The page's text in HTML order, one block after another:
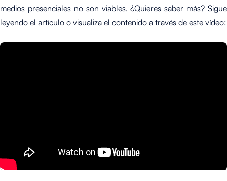
medios presenciales no son viables. ¿Quieres saber más? Sigue
leyendo el artículo o visualiza el contenido a través de este vídeo: